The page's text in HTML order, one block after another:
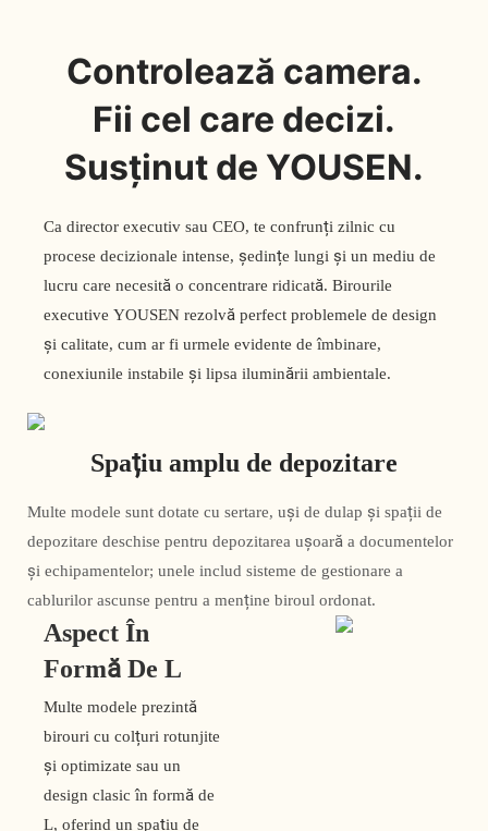
Controlează camera.
Fii cel care decizi.
Susținut de YOUSEN.
Ca director executiv sau CEO, te confrunți zilnic cu
procese decizionale intense, ședințe lungi și un mediu de
lucru care necesită o concentrare ridicată. Birourile
executive YOUSEN rezolvă perfect problemele de design
și calitate, cum ar fi urmele evidente de îmbinare,
conexiunile instabile și lipsa iluminării ambientale.
Spațiu amplu de depozitare
Multe modele sunt dotate cu sertare, uși de dulap și spații de
depozitare deschise pentru depozitarea ușoară a documentelor
și echipamentelor; unele includ sisteme de gestionare a
cablurilor ascunse pentru a menține biroul ordonat.
Aspect În
Formă De L
Multe modele prezintă
birouri cu colțuri rotunjite
și optimizate sau un
design clasic în formă de
L, oferind un spațiu de